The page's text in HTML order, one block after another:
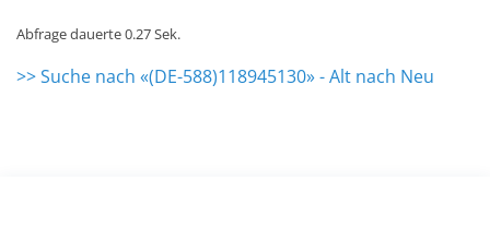
Abfrage dauerte 0.27 Sek.
>> Suche nach «(DE-588)118945130» - Alt nach Neu